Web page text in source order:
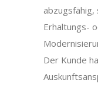
abzugsfähig,
Erhaltungs-
Der Kunde